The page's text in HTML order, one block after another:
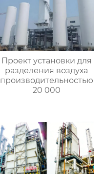
Проект установки для
разделения воздуха
производительностью
20 000